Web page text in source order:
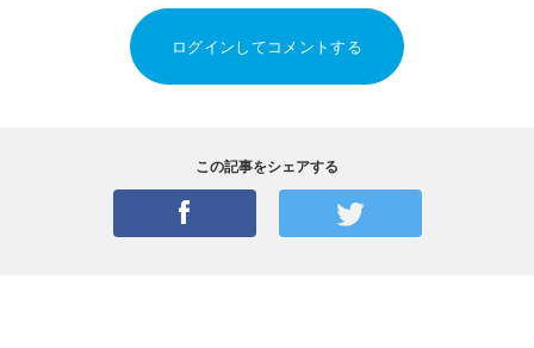
ログインしてコメントする
この記事をシェアする